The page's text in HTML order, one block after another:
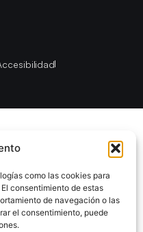
como las cookies para
consentimiento de estas
de navegación o las
el consentimiento, puede